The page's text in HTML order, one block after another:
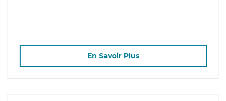
En Savoir Plus